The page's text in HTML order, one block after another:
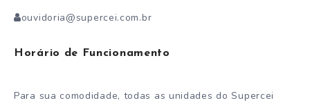
ouvidoria@supercei.com.br
Horário de Funcionamento
Para sua comodidade, todas as unidades do Supercei